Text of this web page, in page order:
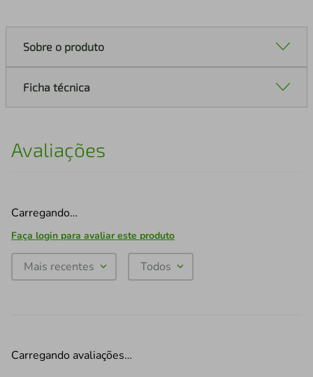
Sobre o produto
Ficha técnica
Avaliações
Carregando…
Faça login para avaliar este produto
Mais recentes Todos
Carregando avaliações…